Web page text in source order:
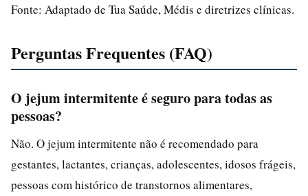
Fonte: Adaptado de Tua Saúde, Médis e diretrizes clínicas.
Perguntas Frequentes (FAQ)
O jejum intermitente é seguro para todas as
pessoas?
Não. O jejum intermitente não é recomendado para
gestantes, lactantes, crianças, adolescentes, idosos frágeis,
pessoas com histórico de transtornos alimentares,